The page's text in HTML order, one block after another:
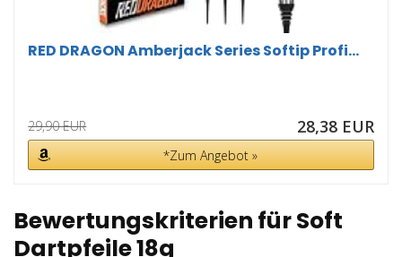
RED DRAGON Amberjack Series Softip Profi...
29,90 EUR 28,38 EUR
*Zum Angebot »
Bewertungskriterien für Soft
Dartpfeile 18g